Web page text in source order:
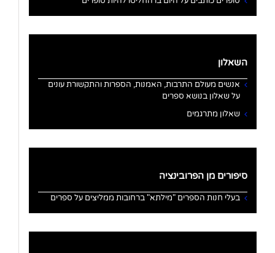
השאלון
אנשים מעולם התרבות, האמנות, הספרות והתקשורת עונים
על שאלון בנושא ספרים
שאלון מתרגמים
סיפורים מן הפרובינציה
בעלי חנות הספרים "מילתא" ברחובות ממליצים על ספרים